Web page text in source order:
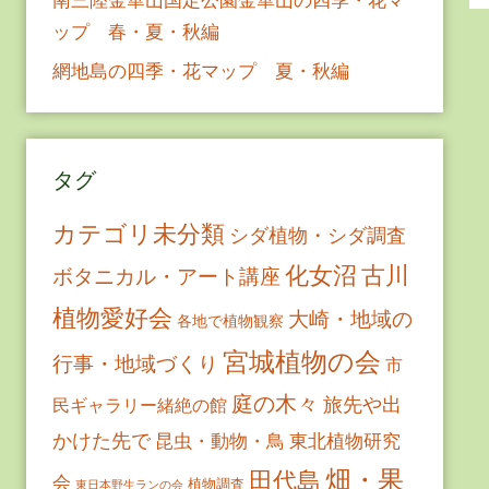
ップ 春・夏・秋編
網地島の四季・花マップ 夏・秋編
タグ
カテゴリ未分類 シダ植物・シダ調査
ボタニカル・アート講座 化女沼古川
植物愛好会 各地で植物観察 大崎・地域の
行事・地域づくり 宮城植物の会 市
民ギャラリー緒絶の館 庭の木々 旅先や出
かけた先で 昆虫・動物・鳥 東北植物研究
会 東日本野生ランの会 植物調査 田代島 畑・果